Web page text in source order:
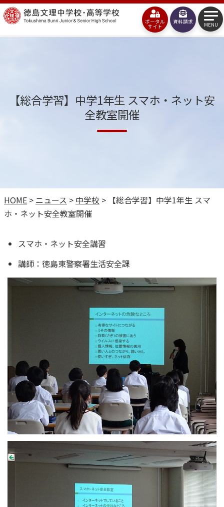
コ
ン
テ
徳
島
ポータル
サイト
資料請求 MENU
【総合学習】中学1年生 スマホ・ネット安
全教室開催
HOME > ニュース > 中学校 > 【総合学習】中学1年生 スマ
ホ・ネット安全教室開催
スマホ・ネット安全講習
講師：徳島東警察署生活安全課